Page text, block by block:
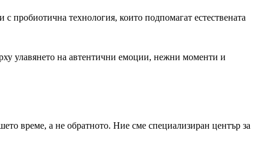
пробиотична технология, които подпомагат естествената
улавянето на автентични емоции, нежни моменти и
време, а не обратното. Ние сме специализиран център за